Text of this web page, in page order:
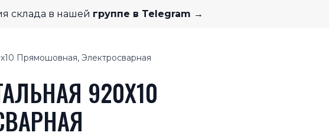
склада в нашей группе в Telegram →
Прямошовная, Электросварная
920X10